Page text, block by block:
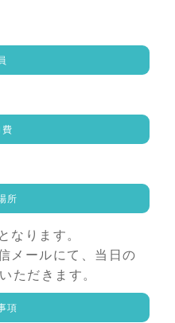
所
なります。
メールにて、当日の
ただきます。
項